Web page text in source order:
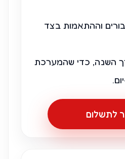
וההתאמות בצד
השנה, כדי שהמערכת
לתשלום